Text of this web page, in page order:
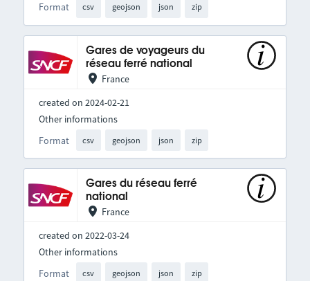
Format csv geojson json zip
Gares de voyageurs du
réseau ferré national
France
created on 2024-02-21
Format csv geojson json zip
Other informations
Gares du réseau ferré
national
France
created on 2022-03-24
Format csv geojson json zip
Other informations